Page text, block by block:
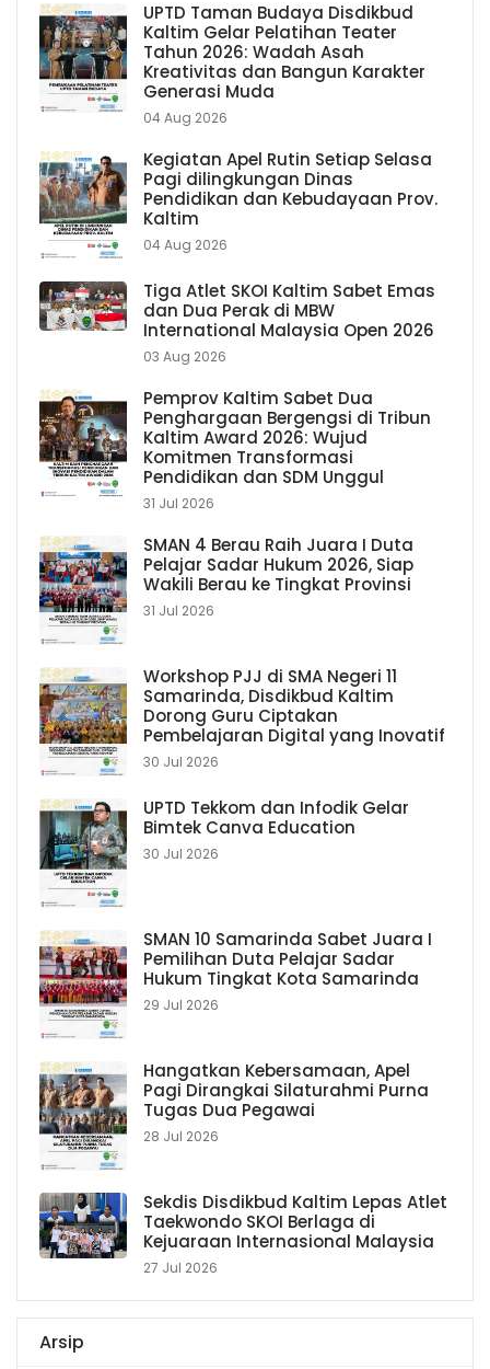
UPTD Taman Budaya Disdikbud
Kaltim Gelar Pelatihan Teater
Tahun 2026: Wadah Asah
Kreativitas dan Bangun Karakter
Generasi Muda
04 Aug 2026
Kegiatan Apel Rutin Setiap Selasa
Pagi dilingkungan Dinas
Pendidikan dan Kebudayaan Prov.
Kaltim
04 Aug 2026
Tiga Atlet SKOI Kaltim Sabet Emas
dan Dua Perak di MBW
International Malaysia Open 2026
03 Aug 2026
Pemprov Kaltim Sabet Dua
Penghargaan Bergengsi di Tribun
Kaltim Award 2026: Wujud
Komitmen Transformasi
Pendidikan dan SDM Unggul
31 Jul 2026
SMAN 4 Berau Raih Juara I Duta
Pelajar Sadar Hukum 2026, Siap
Wakili Berau ke Tingkat Provinsi
31 Jul 2026
Workshop PJJ di SMA Negeri 11
Samarinda, Disdikbud Kaltim
Dorong Guru Ciptakan
Pembelajaran Digital yang Inovatif
30 Jul 2026
UPTD Tekkom dan Infodik Gelar
Bimtek Canva Education
30 Jul 2026
SMAN 10 Samarinda Sabet Juara I
Pemilihan Duta Pelajar Sadar
Hukum Tingkat Kota Samarinda
29 Jul 2026
Hangatkan Kebersamaan, Apel
Pagi Dirangkai Silaturahmi Purna
Tugas Dua Pegawai
28 Jul 2026
Sekdis Disdikbud Kaltim Lepas Atlet
Taekwondo SKOI Berlaga di
Kejuaraan Internasional Malaysia
27 Jul 2026
Arsip